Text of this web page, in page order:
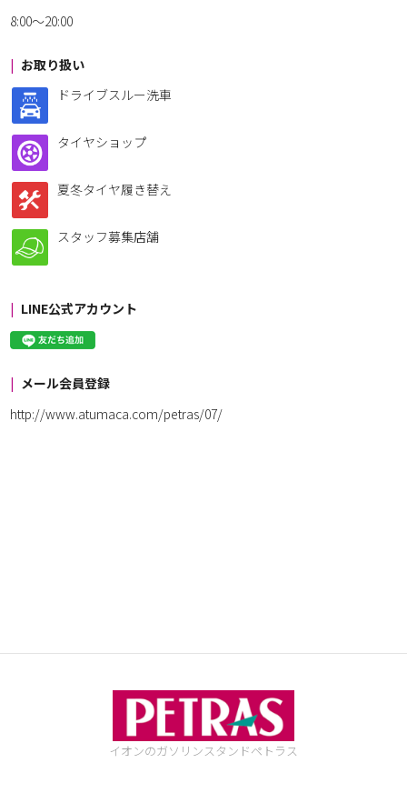
8:00～20:00
お取り扱い
ドライブスルー洗車
タイヤショップ
夏冬タイヤ履き替え
スタッフ募集店舗
LINE公式アカウント
メール会員登録
http://www.atumaca.com/petras/07/
イオンのガソリンスタンドペトラス